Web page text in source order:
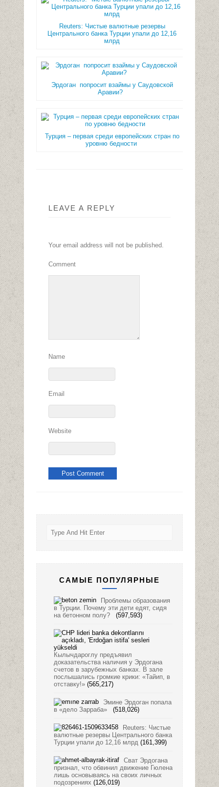
Reuters: Чистые валютные резервы
Центрального банка Турции упали до 12,16
млрд
Эрдоган попросит взаймы у Саудовской
Аравии?
Турция – первая среди европейских стран по
уровню бедности
LEAVE A REPLY
Your email address will not be published.
Comment
Name
Email
Website
САМЫЕ ПОПУЛЯРНЫЕ
Проблемы образования
в Турции. Почему эти дети едят, сидя
на бетонном полу?
(597,593)
Кылычдароглу предъявил
доказательства наличия у Эрдогана
счетов в зарубежных банках. В зале
послышались громкие крики: «Тайип, в
отставку!» (565,217)
Эмине Эрдоган попала
в «дело Зарраба»
(518,026)
Reuters: Чистые
валютные резервы Центрального банка
Турции упали до 12,16 млрд (161,399)
Сват Эрдогана
признал, что обвинил движение Гюлена
лишь основываясь на своих личных
подозрениях (126,019)